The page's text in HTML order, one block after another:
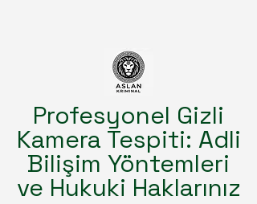
Profesyonel Gizli
Kamera Tespiti: Adli
Bilişim Yöntemleri
ve Hukuki Haklarınız